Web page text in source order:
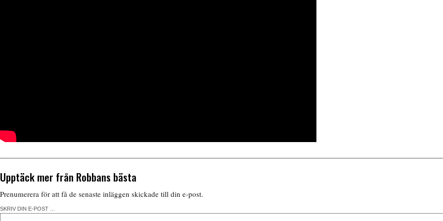
Upptäck mer från Robbans bästa
Prenumerera för att få de senaste inläggen skickade till din e-post.
SKRIV DIN E-POST …